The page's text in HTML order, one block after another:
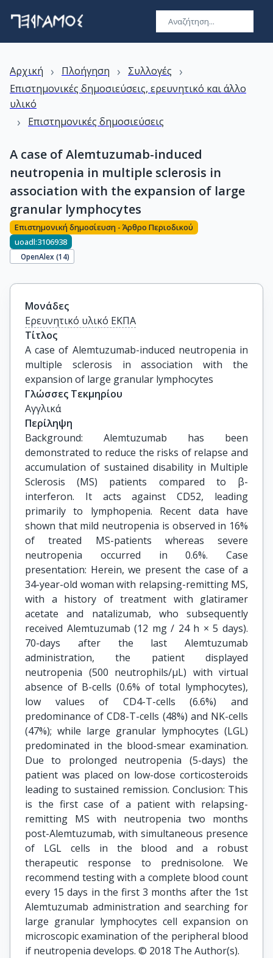
Αρχική › Πλοήγηση › Συλλογές ›
Επιστημονικές δημοσιεύσεις, ερευνητικό και άλλο
υλικό
› Επιστημονικές δημοσιεύσεις
A case of Alemtuzumab-induced
neutropenia in multiple sclerosis in
association with the expansion of large
granular lymphocytes
Επιστημονική δημοσίευση - Άρθρο Περιοδικού
uoadl:3106938
OpenAlex (14)
Μονάδες
Ερευνητικό υλικό ΕΚΠΑ
Τίτλος
A case of Alemtuzumab-induced neutropenia in
multiple sclerosis in association with the
expansion of large granular lymphocytes
Γλώσσες Τεκμηρίου
Αγγλικά
Περίληψη
Background: Alemtuzumab has been
demonstrated to reduce the risks of relapse and
accumulation of sustained disability in Multiple
Sclerosis (MS) patients compared to β-
interferon. It acts against CD52, leading
primarily to lymphopenia. Recent data have
shown that mild neutropenia is observed in 16%
of treated MS-patients whereas severe
neutropenia occurred in 0.6%. Case
presentation: Herein, we present the case of a
34-year-old woman with relapsing-remitting MS,
with a history of treatment with glatiramer
acetate and natalizumab, who subsequently
received Alemtuzumab (12 mg / 24 h × 5 days).
70-days after the last Alemtuzumab
administration, the patient displayed
neutropenia (500 neutrophils/μL) with virtual
absence of B-cells (0.6% of total lymphocytes),
low values of CD4-T-cells (6.6%) and
predominance of CD8-T-cells (48%) and NK-cells
(47%); while large granular lymphocytes (LGL)
predominated in the blood-smear examination.
Due to prolonged neutropenia (5-days) the
patient was placed on low-dose corticosteroids
leading to sustained remission. Conclusion: This
is the first case of a patient with relapsing-
remitting MS with neutropenia two months
post-Alemtuzumab, with simultaneous presence
of LGL cells in the blood and a robust
therapeutic response to prednisolone. We
recommend testing with a complete blood count
every 15 days in the first 3 months after the 1st
Alemtuzumab administration and searching for
large granular lymphocytes cell expansion on
microscopic examination of the peripheral blood
if neutropenia develops. © 2018 The Author(s).